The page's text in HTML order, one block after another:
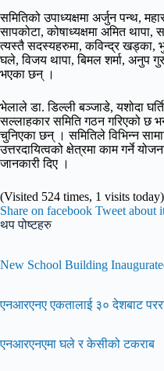
समितिको उपाध्यक्षमा अर्जुन पन्थ,
सापकोटा, कोषाध्यक्षमा अमित
त्यस्तै सदस्यहरुमा, कविन्द्र खड्का,
घले, विजय थापा, बिमल शर्मा, अनुप
भएका छन् ।
भेलाले डा. डिल्ली बञ्जाडे, यशोदा
सल्लाहकार समिति गठन गरिएको छ
चुनिएका छन् । समितिले विभिन्न
उत्तरदायित्वको क्षेत्रमा काम गर्ने
जानकारी दिए ।
(Visited 524 times, 1 visits today)
Share on facebook Tweet about
थप पोष्टहरु
New School Building
एनआरएनए एकतालाई ३० देशबाट
एनआरएनएमा घले र केसीको टकराब